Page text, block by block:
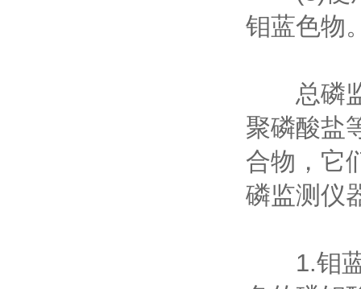
钼蓝色物
总磷监
聚磷酸盐
合物，它
磷监测仪
1.钼蓝